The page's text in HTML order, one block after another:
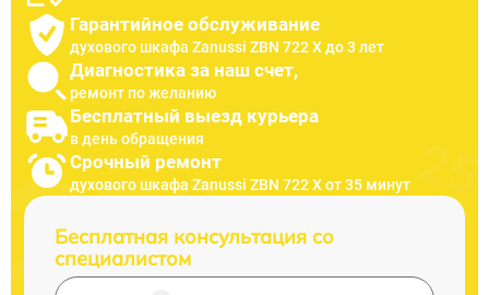
Гарантийное обслуживание
духового шкафа Zanussi ZBN 722 X до 3 лет
Диагностика за наш счет,
ремонт по желанию
Бесплатный выезд курьера
в день обращения
Срочный ремонт
духового шкафа Zanussi ZBN 722 X от 35 минут
Бесплатная консультация со
специалистом